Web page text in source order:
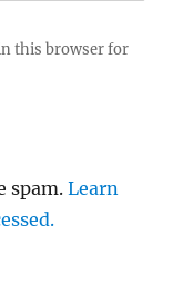
this browser for
spam.Learn